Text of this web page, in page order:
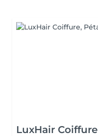
LuxHair Coiffure